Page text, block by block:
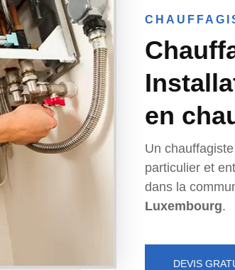
en
Un
particulier et
dans la
Luxembourg.
DEVIS